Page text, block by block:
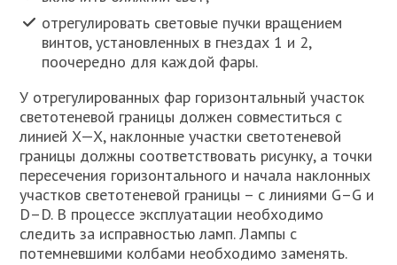
отрегулировать световые пучки вращением
винтов, установленных в гнездах 1 и 2,
поочередно для каждой фары.
У отрегулированных фар горизонтальный участок
светотеневой границы должен совместиться с
линией X—X, наклонные участки светотеневой
границы должны соответствовать рисунку, а точки
пересечения горизонтального и начала наклонных
участков светотеневой границы – с линиями G–G и
D–D. В процессе эксплуатации необходимо
следить за исправностью ламп. Лампы с
потемневшими колбами необходимо заменять.